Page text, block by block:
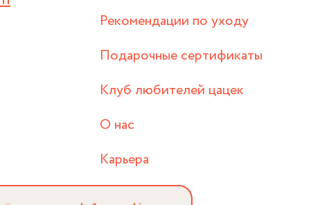
Рекомендации по уходу
Подарочные сертификаты
Клуб любителей цацек
О нас
Карьера